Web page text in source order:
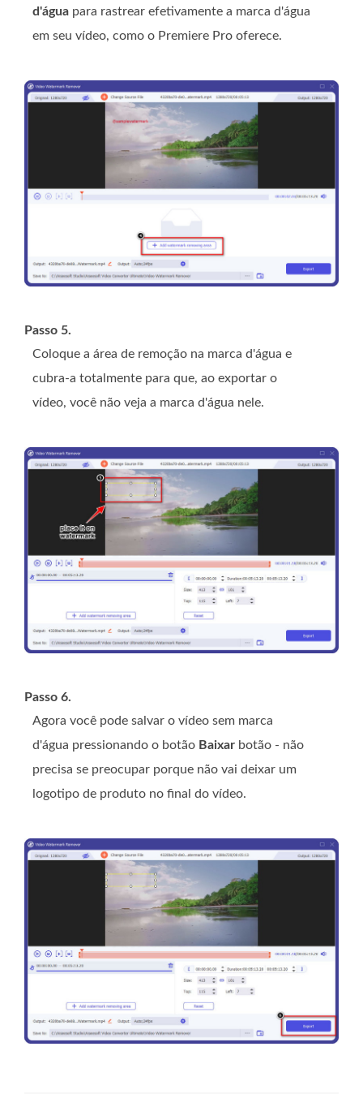
d'água para rastrear efetivamente a marca d'água
em seu vídeo, como o Premiere Pro oferece.
Passo 5.
Coloque a área de remoção na marca d'água e
cubra-a totalmente para que, ao exportar o
vídeo, você não veja a marca d'água nele.
Passo 6.
Agora você pode salvar o vídeo sem marca
d'água pressionando o botão Baixar botão - não
precisa se preocupar porque não vai deixar um
logotipo de produto no final do vídeo.